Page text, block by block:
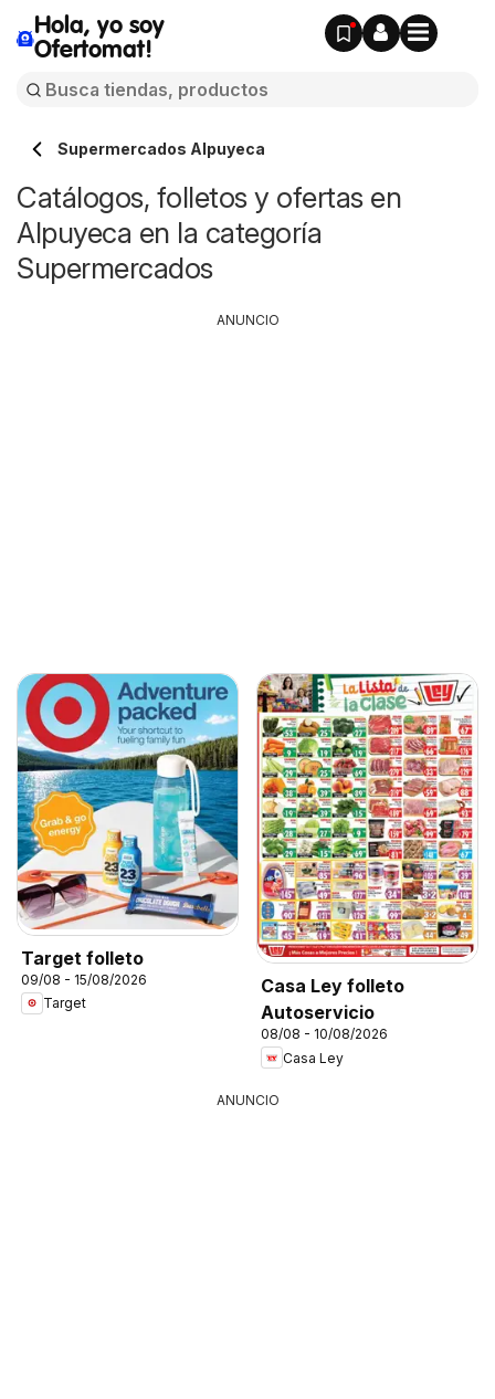
Hola, yo soy
Ofertomat!
Supermercados Alpuyeca
Catálogos, folletos y ofertas en
Alpuyeca en la categoría
Supermercados
Target folleto
09/08 - 15/08/2026
Target
Casa Ley folleto
Autoservicio
08/08 - 10/08/2026
Casa Ley
ANUNCIO
ANUNCIO